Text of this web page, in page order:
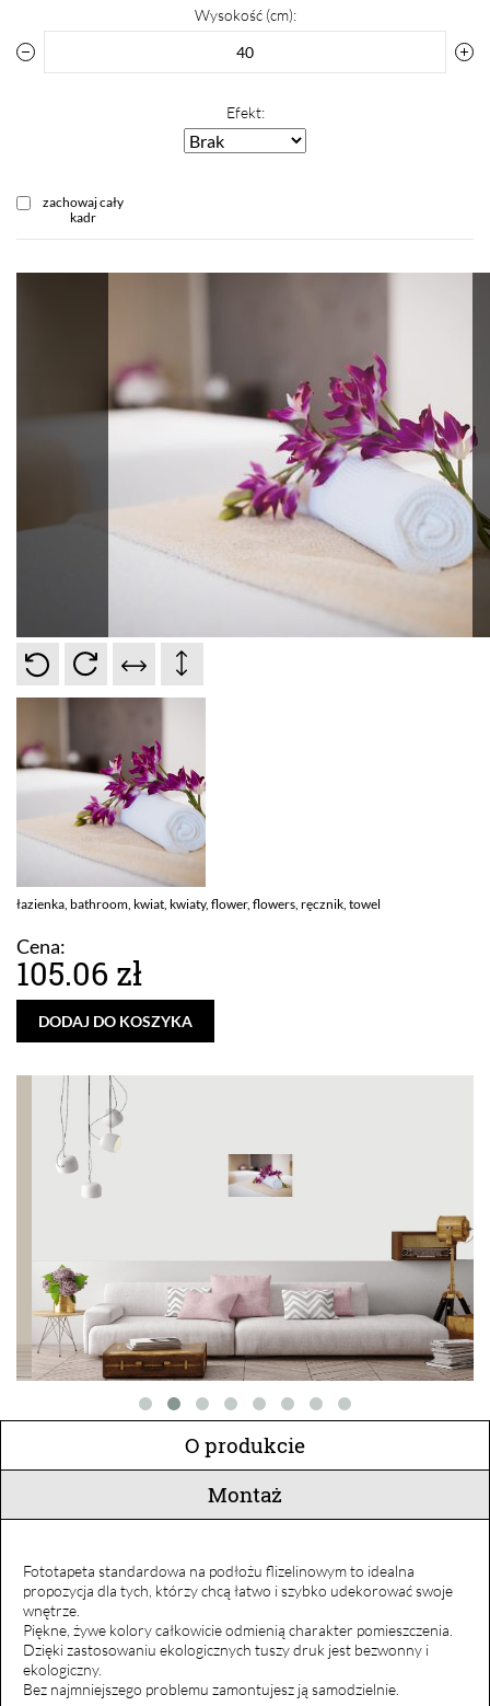
Wysokość (cm):
Efekt:
zachowaj cały
kadr
łazienka, bathroom, kwiat, kwiaty, flower, flowers, ręcznik, towel
Cena:
105.06 zł
DODAJ DO KOSZYKA
O produkcie
Montaż
Fototapeta standardowa na podłożu flizelinowym to idealna
propozycja dla tych, którzy chcą łatwo i szybko udekorować swoje
wnętrze.
Piękne, żywe kolory całkowicie odmienią charakter pomieszczenia.
Dzięki zastosowaniu ekologicznych tuszy druk jest bezwonny i
ekologiczny.
Bez najmniejszego problemu zamontujesz ją samodzielnie.